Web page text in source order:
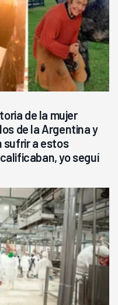
de la mujer
de la Argentina y
sufrir a estos
yo seguí